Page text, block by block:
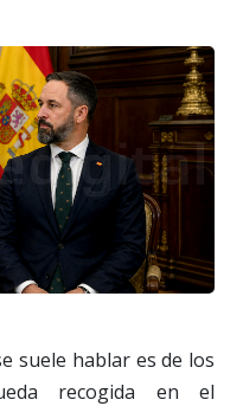
suele hablar es de los
recogida en el